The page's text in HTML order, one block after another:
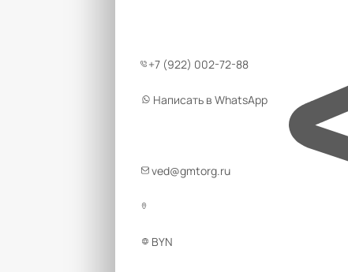
+7 (922) 002-72-88
Написать в WhatsApp
ved@gmtorg.ru
BYN